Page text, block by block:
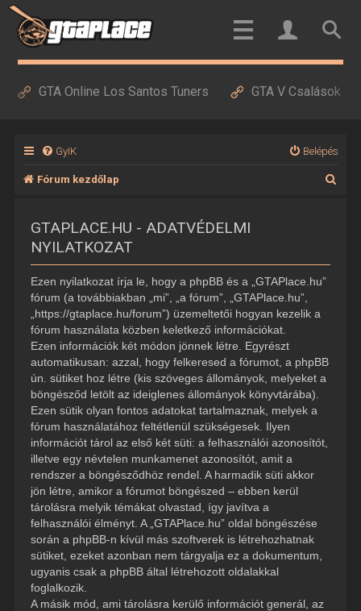
GTA Online Los Santos Tuners GTA V Csalások
GyIK Belépés
Fórum kezdőlap
GTAPLACE.HU - ADATVÉDELMI
NYILATKOZAT
Ezen nyilatkozat írja le, hogy a phpBB és a „GTAPlace.hu”
fórum (a továbbiakban „mi”, „a fórum”, „GTAPlace.hu”,
„https://gtaplace.hu/forum”) üzemeltetői hogyan kezelik a
fórum használata közben keletkező információkat.
Ezen információk két módon jönnek létre. Egyrészt
automatikusan: azzal, hogy felkeresed a fórumot, a phpBB
ún. sütiket hoz létre (kis szöveges állományok, melyeket a
böngésződ letölt az ideiglenes állományok könyvtárába).
Ezen sütik olyan fontos adatokat tartalmaznak, melyek a
fórum használatához feltétlenül szükségesek. Ilyen
információt tárol az első két süti: a felhasználói azonosítót,
illetve egy névtelen munkamenet azonosítót, amit a
rendszer a böngésződhöz rendel. A harmadik süti akkor
jön létre, amikor a fórumot böngészed – ebben kerül
tárolásra melyik témákat olvastad, így javítva a
felhasználói élményt. A „GTAPlace.hu” oldal böngészése
során a phpBB-n kívül más szoftverek is létrehozhatnak
sütiket, ezeket azonban nem tárgyalja ez a dokumentum,
ugyanis csak a phpBB által létrehozott oldalakkal
foglalkozik.
A másik mód, ami tárolásra kerülő információt generál, az